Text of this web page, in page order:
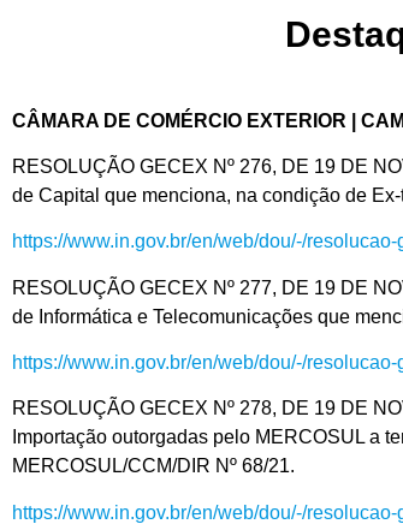
CÂMARA DE COMÉRCIO EXTERIOR |
RESOLUÇÃO GECEX Nº 276, DE 19 DE
de Capital que menciona, na condição de
https://www.in.gov.br/en/web/dou/-/
RESOLUÇÃO GECEX Nº 277, DE 19 DE
de Informática e Telecomunicações que
https://www.in.gov.br/en/web/dou/-/
RESOLUÇÃO GECEX Nº 278, DE 19 DE
Importação outorgadas pelo MERCOSUL a
MERCOSUL/CCM/DIR Nº 68/21.
https://www.in.gov.br/en/web/dou/-/